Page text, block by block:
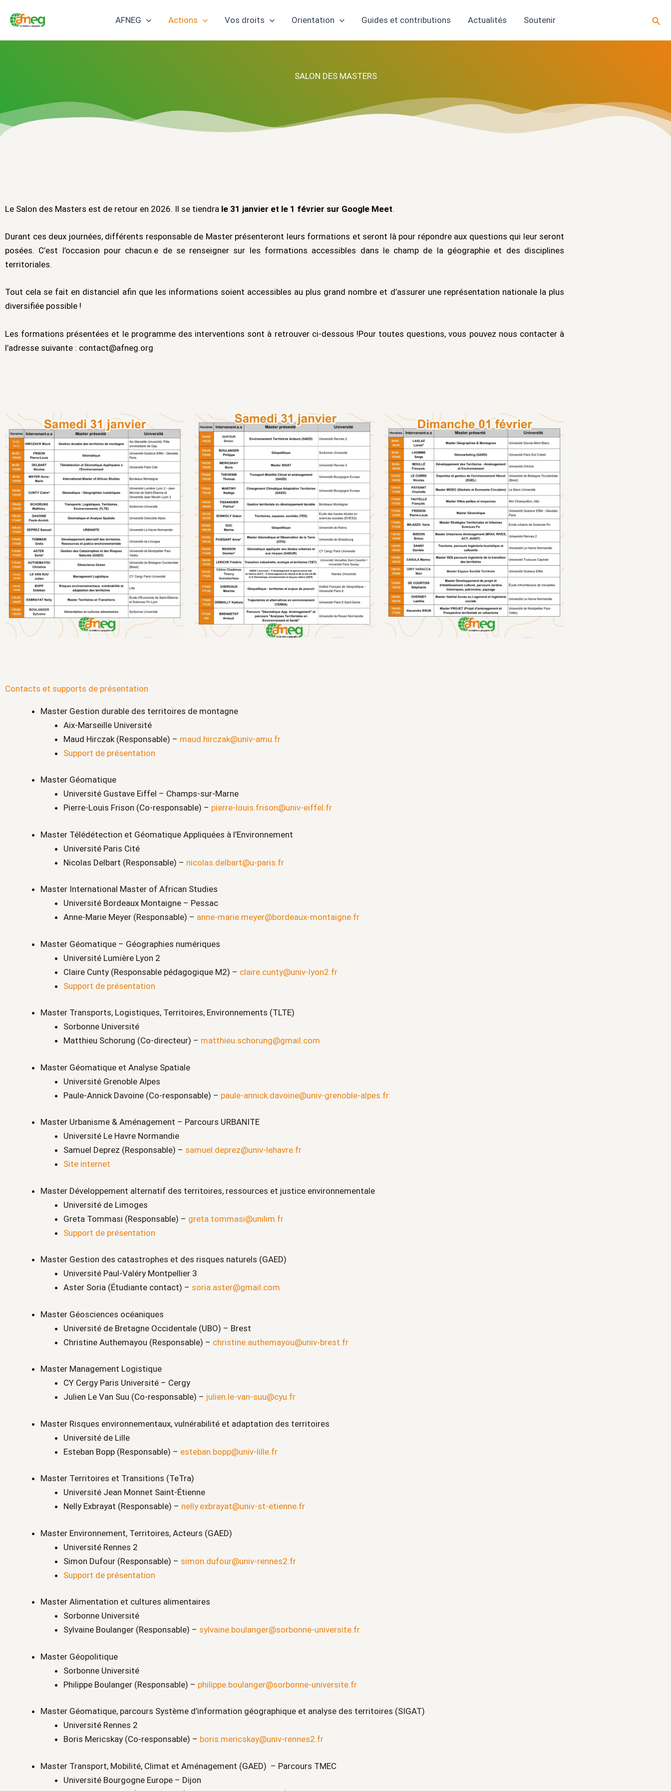
AFNEG Actions Vos droits Orientation Guides et contributions Actualités Soutenir
SALON DES MASTERS
Le Salon des Masters est de retour en 2026. Il se tiendra le 31 janvier et le 1 février sur Google Meet.
Durant ces deux journées, différents responsable de Master présenteront leurs formations et seront là pour répondre aux questions qui leur seront
posées. C’est l’occasion pour chacun.e de se renseigner sur les formations accessibles dans le champ de la géographie et des disciplines
territoriales.
Tout cela se fait en distanciel afin que les informations soient accessibles au plus grand nombre et d’assurer une représentation nationale la plus
diversifiée possible !
Les formations présentées et le programme des interventions sont à retrouver ci-dessous !Pour toutes questions, vous pouvez nous contacter à
l’adresse suivante : contact@afneg.org
Contacts et supports de présentation
Master Gestion durable des territoires de montagne
Aix‑Marseille Université
Maud Hirczak (Responsable) – maud.hirczak@univ-amu.fr
Support de présentation
Master Géomatique
Université Gustave Eiffel – Champs-sur-Marne
Pierre-Louis Frison (Co-responsable) – pierre-louis.frison@univ-eiffel.fr
Master Télédétection et Géomatique Appliquées à l’Environnement
Université Paris Cité
Nicolas Delbart (Responsable) – nicolas.delbart@u-paris.fr
Master International Master of African Studies
Université Bordeaux Montaigne – Pessac
Anne-Marie Meyer (Responsable) – anne-marie.meyer@bordeaux-montaigne.fr
Master Géomatique – Géographies numériques
Université Lumière Lyon 2
Claire Cunty (Responsable pédagogique M2) – claire.cunty@univ-lyon2.fr
Support de présentation
Master Transports, Logistiques, Territoires, Environnements (TLTE)
Sorbonne Université
Matthieu Schorung (Co-directeur) – matthieu.schorung@gmail.com
Master Géomatique et Analyse Spatiale
Université Grenoble Alpes
Paule-Annick Davoine (Co-responsable) – paule-annick.davoine@univ-grenoble-alpes.fr
Master Urbanisme & Aménagement – Parcours URBANITE
Université Le Havre Normandie
Samuel Deprez (Responsable) – samuel.deprez@univ-lehavre.fr
Site internet
Master Développement alternatif des territoires, ressources et justice environnementale
Université de Limoges
Greta Tommasi (Responsable) – greta.tommasi@unilim.fr
Support de présentation
Master Gestion des catastrophes et des risques naturels (GAED)
Université Paul‑Valéry Montpellier 3
Aster Soria (Étudiante contact) – soria.aster@gmail.com
Master Géosciences océaniques
Université de Bretagne Occidentale (UBO) – Brest
Christine Authemayou (Responsable) – christine.authemayou@univ-brest.fr
Master Management Logistique
CY Cergy Paris Université – Cergy
Julien Le Van Suu (Co-responsable) – julien.le-van-suu@cyu.fr
Master Risques environnementaux, vulnérabilité et adaptation des territoires
Université de Lille
Esteban Bopp (Responsable) – esteban.bopp@univ-lille.fr
Master Territoires et Transitions (TeTra)
Université Jean Monnet Saint‑Étienne
Nelly Exbrayat (Responsable) – nelly.exbrayat@univ-st-etienne.fr
Master Environnement, Territoires, Acteurs (GAED)
Université Rennes 2
Simon Dufour (Responsable) – simon.dufour@univ-rennes2.fr
Support de présentation
Master Alimentation et cultures alimentaires
Sorbonne Université
Sylvaine Boulanger (Responsable) – sylvaine.boulanger@sorbonne-universite.fr
Master Géopolitique
Sorbonne Université
Philippe Boulanger (Responsable) – philippe.boulanger@sorbonne-universite.fr
Master Géomatique, parcours Système d’information géographique et analyse des territoires (SIGAT)
Université Rennes 2
Boris Mericskay (Co-responsable) – boris.mericskay@univ-rennes2.fr
Master Transport, Mobilité, Climat et Aménagement (GAED) – Parcours TMEC
Université Bourgogne Europe – Dijon